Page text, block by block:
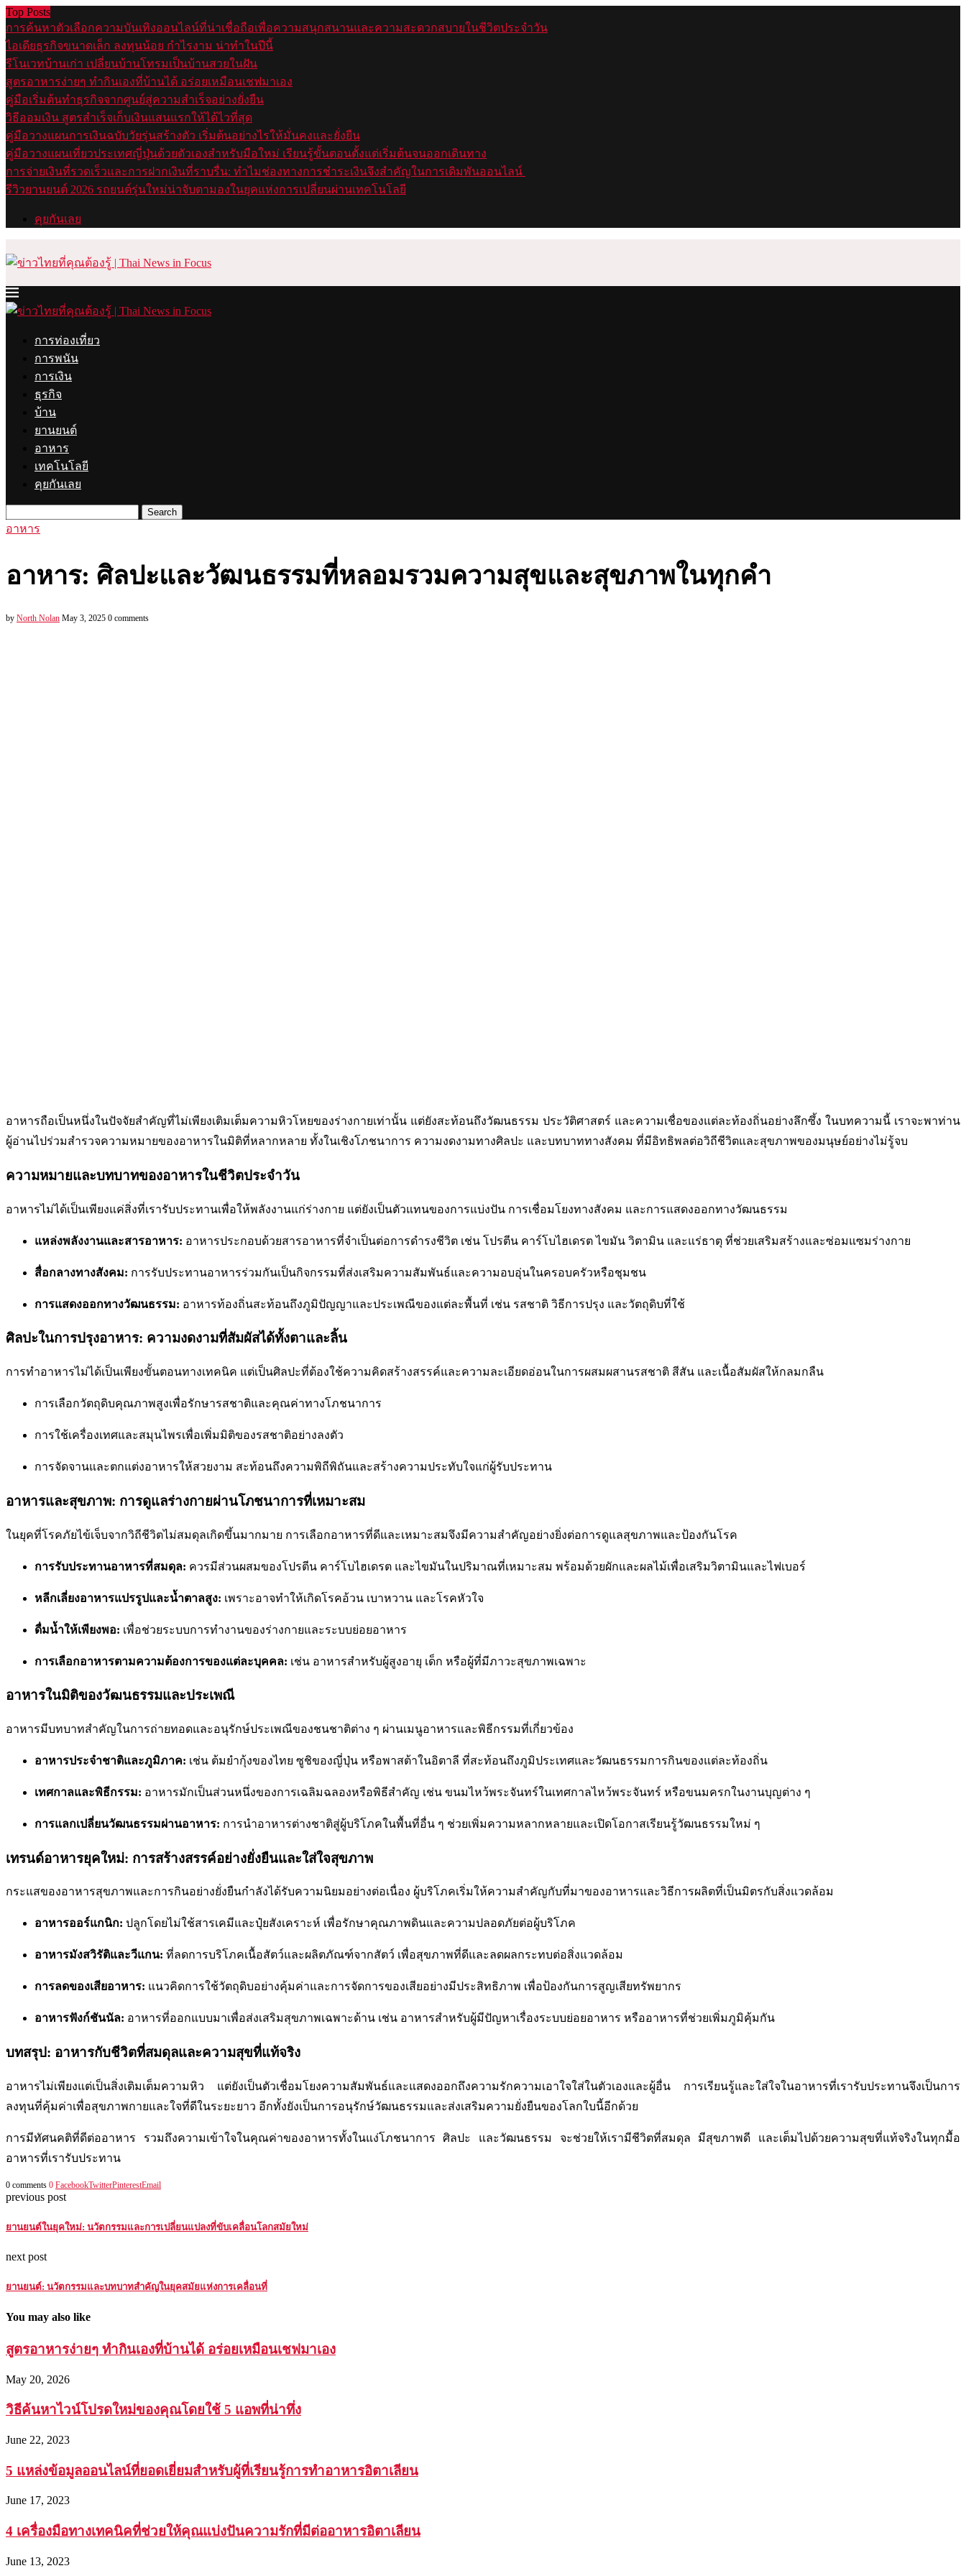
Top Posts
การค้นหาตัวเลือกความบันเทิงออนไลน์ที่น่าเชื่อถือเพื่อความสนุกสนานและความสะดวกสบายในชีวิตประจำวัน
ไอเดียธุรกิจขนาดเล็ก ลงทุนน้อย กำไรงาม น่าทำในปีนี้
รีโนเวทบ้านเก่า เปลี่ยนบ้านโทรมเป็นบ้านสวยในฝัน
สูตรอาหารง่ายๆ ทำกินเองที่บ้านได้ อร่อยเหมือนเชฟมาเอง
คู่มือเริ่มต้นทำธุรกิจจากศูนย์สู่ความสำเร็จอย่างยั่งยืน
วิธีออมเงิน สูตรสำเร็จเก็บเงินแสนแรกให้ได้ไวที่สุด
คู่มือวางแผนการเงินฉบับวัยรุ่นสร้างตัว เริ่มต้นอย่างไรให้มั่นคงและยั่งยืน
คู่มือวางแผนเที่ยวประเทศญี่ปุ่นด้วยตัวเองสำหรับมือใหม่ เรียนรู้ขั้นตอนตั้งแต่เริ่มต้นจนออกเดินทาง
การจ่ายเงินที่รวดเร็วและการฝากเงินที่ราบรื่น: ทำไมช่องทางการชำระเงินจึงสำคัญในการเดิมพันออนไลน์
รีวิวยานยนต์ 2026 รถยนต์รุ่นใหม่น่าจับตามองในยุคแห่งการเปลี่ยนผ่านเทคโนโลยี
คุยกันเลย
การท่องเที่ยว
การพนัน
การเงิน
ธุรกิจ
บ้าน
ยานยนต์
อาหาร
เทคโนโลยี
คุยกันเลย
Search
อาหาร
อาหาร: ศิลปะและวัฒนธรรมที่หลอมรวมความสุขและสุขภาพในทุกคำ
by North Nolan May 3, 2025 0 comments
อาหารถือเป็นหนึ่งในปัจจัยสำคัญที่ไม่เพียงเติมเต็มความหิวโหยของร่างกายเท่านั้น แต่ยังสะท้อนถึงวัฒนธรรม ประวัติศาสตร์ และความเชื่อของแต่ละท้องถิ่นอย่างลึกซึ้ง ในบทความนี้ เราจะพาท่าน
ผู้อ่านไปร่วมสำรวจความหมายของอาหารในมิติที่หลากหลาย ทั้งในเชิงโภชนาการ ความงดงามทางศิลปะ และบทบาททางสังคม ที่มีอิทธิพลต่อวิถีชีวิตและสุขภาพของมนุษย์อย่างไม่รู้จบ
ความหมายและบทบาทของอาหารในชีวิตประจำวัน
อาหารไม่ได้เป็นเพียงแค่สิ่งที่เรารับประทานเพื่อให้พลังงานแก่ร่างกาย แต่ยังเป็นตัวแทนของการแบ่งปัน การเชื่อมโยงทางสังคม และการแสดงออกทางวัฒนธรรม
แหล่งพลังงานและสารอาหาร: อาหารประกอบด้วยสารอาหารที่จำเป็นต่อการดำรงชีวิต เช่น โปรตีน คาร์โบไฮเดรต ไขมัน วิตามิน และแร่ธาตุ ที่ช่วยเสริมสร้างและซ่อมแซมร่างกาย
สื่อกลางทางสังคม: การรับประทานอาหารร่วมกันเป็นกิจกรรมที่ส่งเสริมความสัมพันธ์และความอบอุ่นในครอบครัวหรือชุมชน
การแสดงออกทางวัฒนธรรม: อาหารท้องถิ่นสะท้อนถึงภูมิปัญญาและประเพณีของแต่ละพื้นที่ เช่น รสชาติ วิธีการปรุง และวัตถุดิบที่ใช้
ศิลปะในการปรุงอาหาร: ความงดงามที่สัมผัสได้ทั้งตาและลิ้น
การทำอาหารไม่ได้เป็นเพียงขั้นตอนทางเทคนิค แต่เป็นศิลปะที่ต้องใช้ความคิดสร้างสรรค์และความละเอียดอ่อนในการผสมผสานรสชาติ สีสัน และเนื้อสัมผัสให้กลมกลืน
การเลือกวัตถุดิบคุณภาพสูงเพื่อรักษารสชาติและคุณค่าทางโภชนาการ
การใช้เครื่องเทศและสมุนไพรเพื่อเพิ่มมิติของรสชาติอย่างลงตัว
การจัดจานและตกแต่งอาหารให้สวยงาม สะท้อนถึงความพิถีพิถันและสร้างความประทับใจแก่ผู้รับประทาน
อาหารและสุขภาพ: การดูแลร่างกายผ่านโภชนาการที่เหมาะสม
ในยุคที่โรคภัยไข้เจ็บจากวิถีชีวิตไม่สมดุลเกิดขึ้นมากมาย การเลือกอาหารที่ดีและเหมาะสมจึงมีความสำคัญอย่างยิ่งต่อการดูแลสุขภาพและป้องกันโรค
การรับประทานอาหารที่สมดุล: ควรมีส่วนผสมของโปรตีน คาร์โบไฮเดรต และไขมันในปริมาณที่เหมาะสม พร้อมด้วยผักและผลไม้เพื่อเสริมวิตามินและไฟเบอร์
หลีกเลี่ยงอาหารแปรรูปและน้ำตาลสูง: เพราะอาจทำให้เกิดโรคอ้วน เบาหวาน และโรคหัวใจ
ดื่มน้ำให้เพียงพอ: เพื่อช่วยระบบการทำงานของร่างกายและระบบย่อยอาหาร
การเลือกอาหารตามความต้องการของแต่ละบุคคล: เช่น อาหารสำหรับผู้สูงอายุ เด็ก หรือผู้ที่มีภาวะสุขภาพเฉพาะ
อาหารในมิติของวัฒนธรรมและประเพณี
อาหารมีบทบาทสำคัญในการถ่ายทอดและอนุรักษ์ประเพณีของชนชาติต่าง ๆ ผ่านเมนูอาหารและพิธีกรรมที่เกี่ยวข้อง
อาหารประจำชาติและภูมิภาค: เช่น ต้มยำกุ้งของไทย ซูชิของญี่ปุ่น หรือพาสต้าในอิตาลี ที่สะท้อนถึงภูมิประเทศและวัฒนธรรมการกินของแต่ละท้องถิ่น
เทศกาลและพิธีกรรม: อาหารมักเป็นส่วนหนึ่งของการเฉลิมฉลองหรือพิธีสำคัญ เช่น ขนมไหว้พระจันทร์ในเทศกาลไหว้พระจันทร์ หรือขนมครกในงานบุญต่าง ๆ
การแลกเปลี่ยนวัฒนธรรมผ่านอาหาร: การนำอาหารต่างชาติสู่ผู้บริโภคในพื้นที่อื่น ๆ ช่วยเพิ่มความหลากหลายและเปิดโอกาสเรียนรู้วัฒนธรรมใหม่ ๆ
เทรนด์อาหารยุคใหม่: การสร้างสรรค์อย่างยั่งยืนและใส่ใจสุขภาพ
กระแสของอาหารสุขภาพและการกินอย่างยั่งยืนกำลังได้รับความนิยมอย่างต่อเนื่อง ผู้บริโภคเริ่มให้ความสำคัญกับที่มาของอาหารและวิธีการผลิตที่เป็นมิตรกับสิ่งแวดล้อม
อาหารออร์แกนิก: ปลูกโดยไม่ใช้สารเคมีและปุ๋ยสังเคราะห์ เพื่อรักษาคุณภาพดินและความปลอดภัยต่อผู้บริโภค
อาหารมังสวิรัติและวีแกน: ที่ลดการบริโภคเนื้อสัตว์และผลิตภัณฑ์จากสัตว์ เพื่อสุขภาพที่ดีและลดผลกระทบต่อสิ่งแวดล้อม
การลดของเสียอาหาร: แนวคิดการใช้วัตถุดิบอย่างคุ้มค่าและการจัดการของเสียอย่างมีประสิทธิภาพ เพื่อป้องกันการสูญเสียทรัพยากร
อาหารฟังก์ชันนัล: อาหารที่ออกแบบมาเพื่อส่งเสริมสุขภาพเฉพาะด้าน เช่น อาหารสำหรับผู้มีปัญหาเรื่องระบบย่อยอาหาร หรืออาหารที่ช่วยเพิ่มภูมิคุ้มกัน
บทสรุป: อาหารกับชีวิตที่สมดุลและความสุขที่แท้จริง
อาหารไม่เพียงแต่เป็นสิ่งเติมเต็มความหิว แต่ยังเป็นตัวเชื่อมโยงความสัมพันธ์และแสดงออกถึงความรักความเอาใจใส่ในตัวเองและผู้อื่น การเรียนรู้และใส่ใจในอาหารที่เรารับประทานจึงเป็นการ
ลงทุนที่คุ้มค่าเพื่อสุขภาพกายและใจที่ดีในระยะยาว อีกทั้งยังเป็นการอนุรักษ์วัฒนธรรมและส่งเสริมความยั่งยืนของโลกใบนี้อีกด้วย
การมีทัศนคติที่ดีต่ออาหาร รวมถึงความเข้าใจในคุณค่าของอาหารทั้งในแง่โภชนาการ ศิลปะ และวัฒนธรรม จะช่วยให้เรามีชีวิตที่สมดุล มีสุขภาพดี และเต็มไปด้วยความสุขที่แท้จริงในทุกมื้อ
อาหารที่เรารับประทาน
0 comments 0 FacebookTwitterPinterestEmail
previous post
ยานยนต์ในยุคใหม่: นวัตกรรมและการเปลี่ยนแปลงที่ขับเคลื่อนโลกสมัยใหม่
next post
ยานยนต์: นวัตกรรมและบทบาทสำคัญในยุคสมัยแห่งการเคลื่อนที่
You may also like
สูตรอาหารง่ายๆ ทำกินเองที่บ้านได้ อร่อยเหมือนเชฟมาเอง
May 20, 2026
วิธีค้นหาไวน์โปรดใหม่ของคุณโดยใช้ 5 แอพที่น่าทึ่ง
June 22, 2023
5 แหล่งข้อมูลออนไลน์ที่ยอดเยี่ยมสำหรับผู้ที่เรียนรู้การทำอาหารอิตาเลียน
June 17, 2023
4 เครื่องมือทางเทคนิคที่ช่วยให้คุณแบ่งปันความรักที่มีต่ออาหารอิตาเลียน
June 13, 2023